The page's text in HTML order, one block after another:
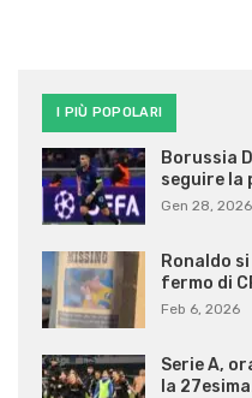
I PIÙ POPOLARI
Borussia
seguire
Gen 28, 2026
Ronaldo
fermo di
Feb 6, 2026
Serie A,
la